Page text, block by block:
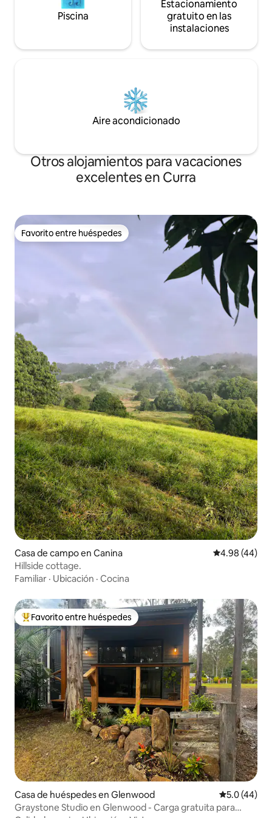
Piscina
Estacionamiento
gratuito en las
instalaciones
Aire acondicionado
Otros alojamientos para vacaciones
excelentes en Curra
Favorito entre huéspedes
Favorito entre huéspedes
Casa de campo en Canina Calificación
4.98 (44)
Hillside cottage.
Familiar · Ubicación · Cocina
Favorito entre huéspedes preferido
Favorito entre huéspedes
Casa de huéspedes en Glenwood Calificación
5.0 (44)
Graystone Studio en Glenwood - Carga gratuita para